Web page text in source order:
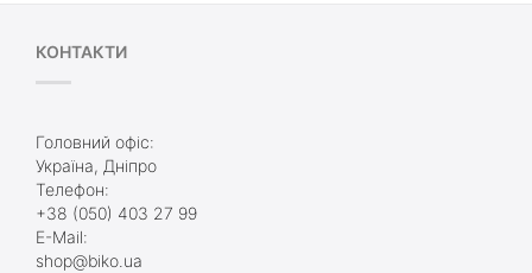
КОНТАКТИ
Головний офіс:
Україна, Дніпро
Телефон:
+38 (050) 403 27 99
E-Mail:
shop@biko.ua